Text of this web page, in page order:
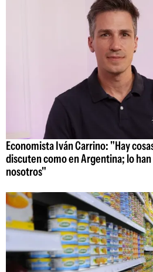
Economista Iván Carrino: "Hay
discuten como en Argentina; lo
nosotros"